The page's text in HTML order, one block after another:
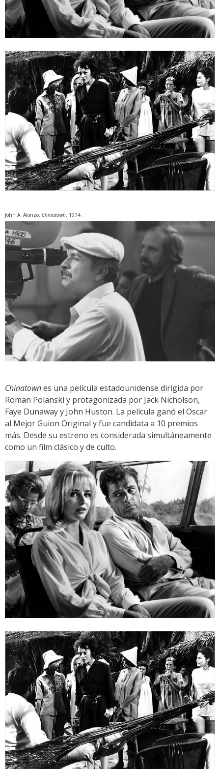
John A. Alonzo, Chinatown, 1974.
Chinatownes una película estadounidense dirigida por
Roman Polanski y protagonizada por Jack Nicholson,
Faye Dunaway y John Huston. La película ganó el Oscar
al Mejor Guion Original y fue candidata a 10 premios
más. Desde su estreno es considerada simultáneamente
como un film clásico y de culto.